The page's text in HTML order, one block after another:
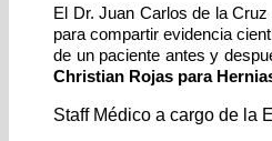
El Dr. Juan Carlos de la
para compartir evidencia
de un paciente antes y
Christian Rojas para
Staff Médico a cargo de la